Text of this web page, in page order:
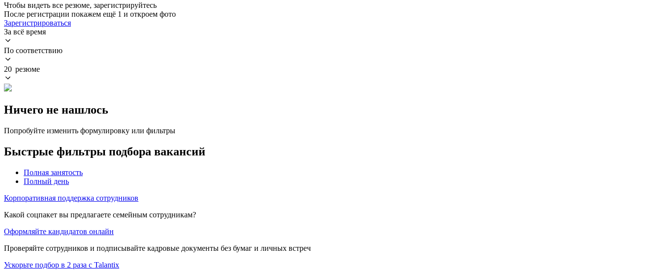
Чтобы видеть все резюме, зарегистрируйтесь
После регистрации покажем ещё 1 и откроем фото
Зарегистрироваться
За всё время
По соответствию
20 резюме
Ничего не нашлось
Попробуйте изменить формулировку или фильтры
Быстрые фильтры подбора вакансий
Полная занятость
Полный день
Корпоративная поддержка сотрудников
Какой соцпакет вы предлагаете семейным сотрудникам?
Оформляйте кандидатов онлайн
Проверяйте сотрудников и подписывайте кадровые документы без бумаг и личных встреч
Ускорьте подбор в 2 раза с Talantix